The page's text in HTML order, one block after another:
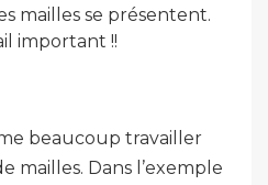
mailles se présentent.
important !!
beaucoup travailler
mailles. Dans l’exemple